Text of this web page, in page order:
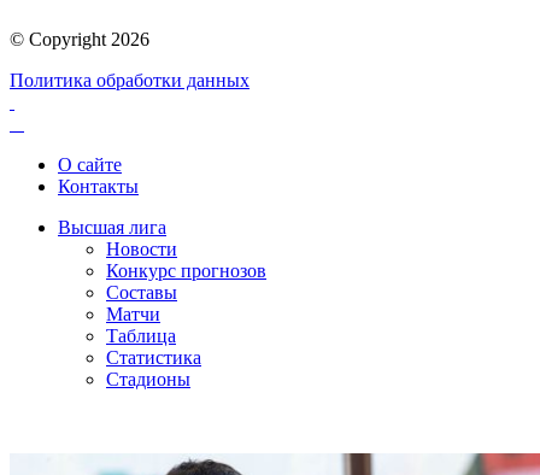
© Copyright 2026
Политика обработки данных
О сайте
Контакты
Высшая лига
Новости
Конкурс прогнозов
Составы
Матчи
Таблица
Статистика
Стадионы